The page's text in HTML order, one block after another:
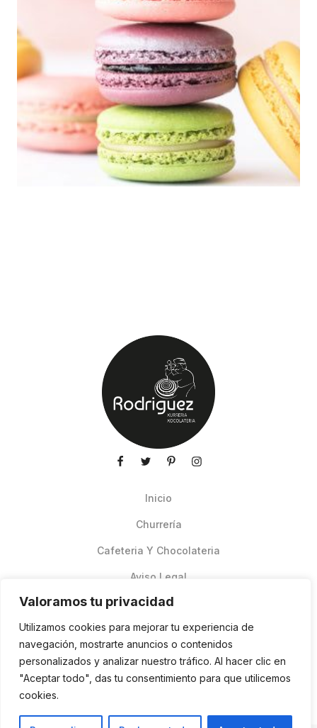
Valoramos tu privacidad
Utilizamos cookies para mejorar tu experiencia de
navegación, mostrarte anuncios o contenidos
personalizados y analizar nuestro tráfico. Al hacer clic en
"Aceptar todo", das tu consentimiento para que utilicemos
cookies.
Inicio
Churrería
Cafeteria Y Chocolateria
Aviso Legal
Pedidos Online Glovo
Contacto